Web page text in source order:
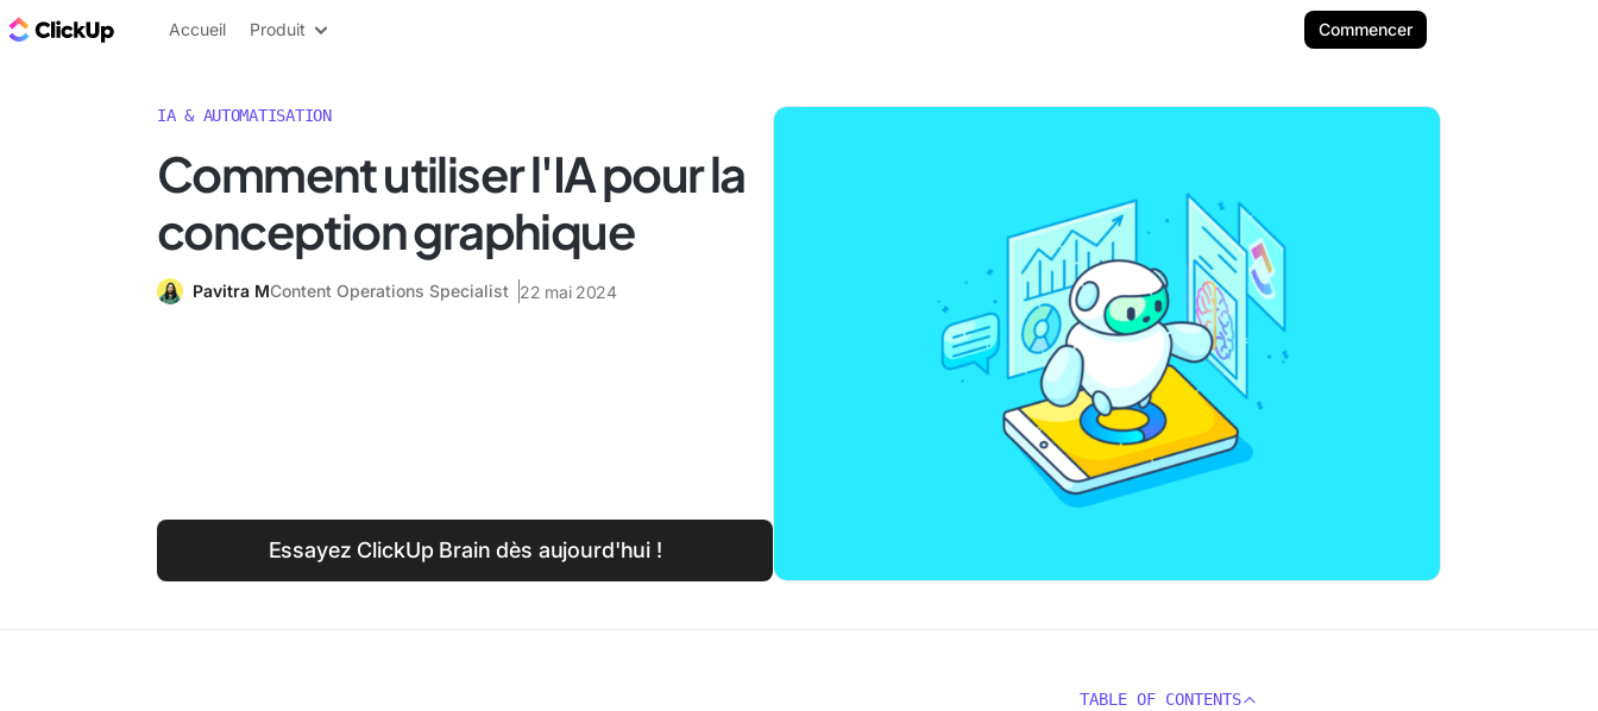
ClickUp Blog
Accueil Produit Commencer
IA & AUTOMATISATION
Comment utiliser l'IA pour la
conception graphique
Pavitra MContent Operations Specialist 22 mai 2024
Essayez ClickUp Brain dès aujourd'hui !
TABLE OF CONTENTS